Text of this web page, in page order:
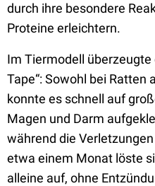
durch ihre besondere
Proteine erleichtern.
Im Tiermodell überzeugte
Tape“: Sowohl bei Ratten
konnte es schnell auf
Magen und Darm
während die
etwa einem Monat löste
alleine auf, ohne